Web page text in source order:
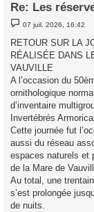
Re: Les
M
e
s
s
a
g
e
07 juil. 2026, 16:42
RETOUR SUR LA
RÉALISÉE DANS
VAUVILLE
A l’occasion du
ornithologique
d’inventaire
Invertébrés
Cette journée fut
aussi du réseau
espaces naturels et
de la Mare de
Au total, une
s’est prolongée
de nuits.